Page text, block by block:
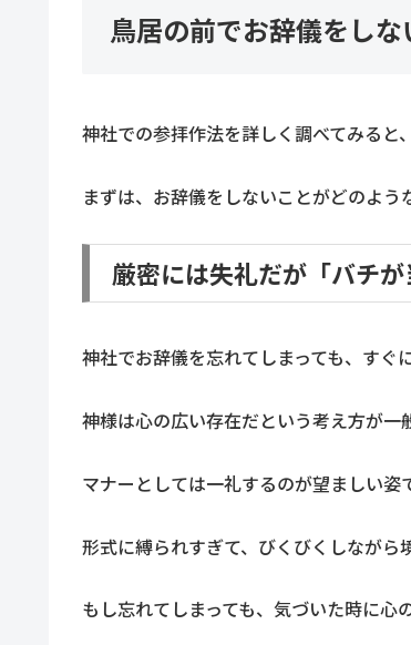
鳥居の前でお辞儀をし
神社での参拝作法を詳しく調べてみると
まずは、お辞儀をしないことがどのよう
厳密には失礼だが「バチ
神社でお辞儀を忘れてしまっても、すぐ
神様は心の広い存在だという考え方が一
マナーとしては一礼するのが望ましい姿
形式に縛られすぎて、びくびくしながら
もし忘れてしまっても、気づいた時に心